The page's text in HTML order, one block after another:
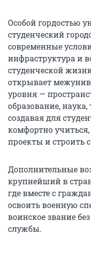
Особой гордостью
студенческий
современные
инфраструктура и
студенческой
открывает
уровня —
образование,
создавая для
комфортно учиться,
проекты и строить
Дополнительные
крупнейший в
где вместе с
освоить военную
воинское звание
службы.